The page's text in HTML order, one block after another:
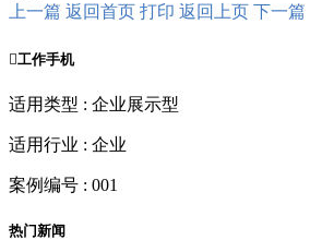
上一篇 返回首页 打印 返回上页 下一篇
工作手机
适用类型 : 企业展示型
适用行业 : 企业
案例编号 : 001
热门新闻